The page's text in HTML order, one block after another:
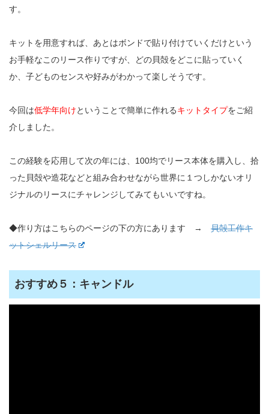
す。
キットを用意すれば、あとはボンドで貼り付けていくだけという
お手軽なこのリース作りですが、どの貝殻をどこに貼っていく
か、子どものセンスや好みがわかって楽しそうです。
今回は低学年向けということで簡単に作れるキットタイプをご紹
介しました。
この経験を応用して次の年には、100均でリース本体を購入し、拾
った貝殻や造花などと組み合わせながら世界に１つしかないオリ
ジナルのリースにチャレンジしてみてもいいですね。
◆作り方はこちらのページの下の方にあります → 貝殻工作キ
ットシェルリース
おすすめ５：キャンドル